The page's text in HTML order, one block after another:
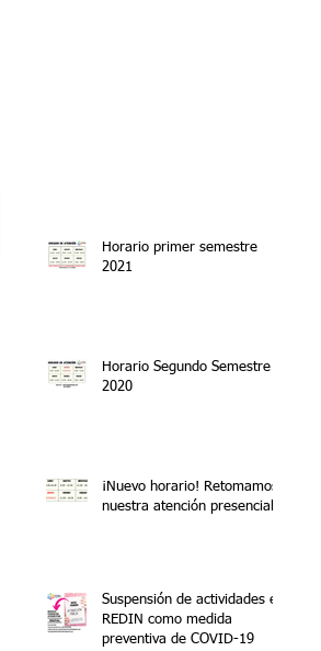
Horario primer semestre
2021
Horario Segundo Semestre
2020
¡Nuevo horario! Retomamos
nuestra atención presencial
Suspensión de actividades en
REDIN como medida
preventiva de COVID-19